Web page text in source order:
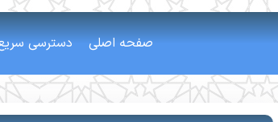
صفحه اصلی دسترسی